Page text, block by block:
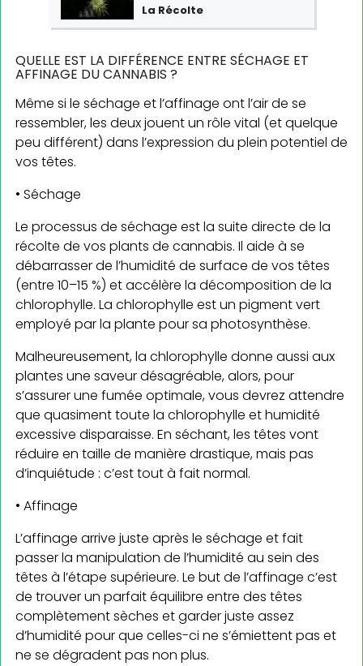
La Récolte
QUELLE EST LA DIFFÉRENCE ENTRE SÉCHAGE ET
AFFINAGE DU CANNABIS ?
Même si le séchage et l’affinage ont l’air de se
ressembler, les deux jouent un rôle vital (et quelque
peu différent) dans l’expression du plein potentiel de
vos têtes.
• Séchage
Le processus de séchage est la suite directe de la
récolte de vos plants de cannabis. Il aide à se
débarrasser de l’humidité de surface de vos têtes
(entre 10–15 %) et accélère la décomposition de la
chlorophylle. La chlorophylle est un pigment vert
employé par la plante pour sa photosynthèse.
Malheureusement, la chlorophylle donne aussi aux
plantes une saveur désagréable, alors, pour
s’assurer une fumée optimale, vous devrez attendre
que quasiment toute la chlorophylle et humidité
excessive disparaisse. En séchant, les têtes vont
réduire en taille de manière drastique, mais pas
d’inquiétude : c’est tout à fait normal.
• Affinage
L’affinage arrive juste après le séchage et fait
passer la manipulation de l’humidité au sein des
têtes à l’étape supérieure. Le but de l’affinage c’est
de trouver un parfait équilibre entre des têtes
complètement sèches et garder juste assez
d’humidité pour que celles-ci ne s’émiettent pas et
ne se dégradent pas non plus.